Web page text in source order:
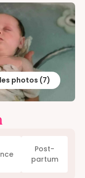
photos
Post-
partum